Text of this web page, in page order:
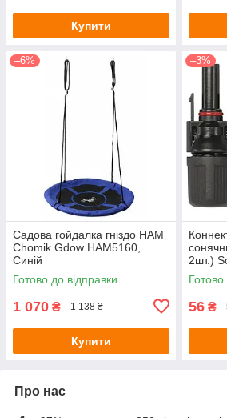
Купити
–6%
Садова гойдалка гніздо HAM
Chomik Gdow HAM5160,
Синій
Готово до відправки
1 070 ₴ 1 138 ₴
Купити
–3%
2шт.)
Готово
56 ₴
Про нас